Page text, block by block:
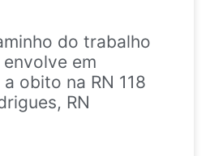
do trabalho
em
obito na RN 118
RN